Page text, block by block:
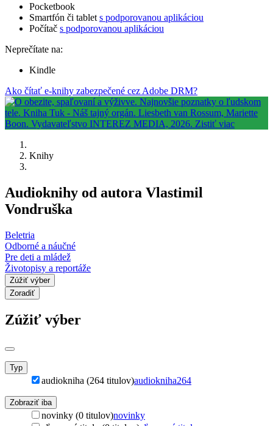
Pocketbook
Smartfón či tablet s podporovanou aplikáciou
Počítač s podporovanou aplikáciou
Neprečítate na:
Kindle
Ako čítať e-knihy zabezpečené cez Adobe DRM?
Knihy
Audioknihy od autora Vlastimil
Vondruška
Beletria
Odborné a náučné
Pre deti a mládež
Životopisy a reportáže
Zúžiť výber
Zoradiť
Zúžiť výber
Typ
audiokniha (264 titulov)audiokniha264
Zobraziť iba
novinky (0 titulov)novinky